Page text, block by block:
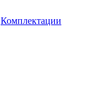
Комплектации